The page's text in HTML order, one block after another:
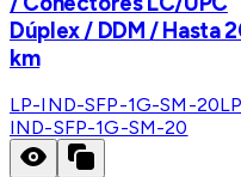
Dúplex / DDM / Hasta
km
LP-IND-SFP-1G-SM-20
IND-SFP-1G-SM-20